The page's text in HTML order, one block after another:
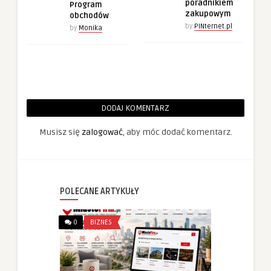
Program
obchodów
by Monika
poradnikiem
zakupowym
by PINternet.pl
DODAJ KOMENTARZ
Musisz się zalogować, aby móc dodać komentarz.
POLECANE ARTYKUŁY
0 BIZNES